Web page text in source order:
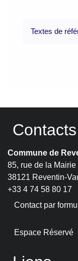
Textes de
Contacts
Commune de
85, rue de la Mairie
38121 Reventin-
+33 4 74 58 80 17
Contact par
Espace Réservé